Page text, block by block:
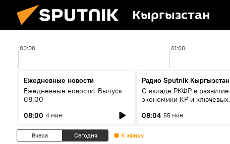
Кыргызстан
00:00 01:00
Ежедневные новости
Ежедневные новости. Выпуск
08:00
08:00 4 мин
Радио Sputnik Кыргызстан
О вкладе РКФР в развитие
экономики КР и ключевых
08:04 55 мин
Вчера Сегодня К эфиру